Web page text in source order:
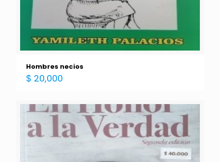
Hombres necios
$ 20,000